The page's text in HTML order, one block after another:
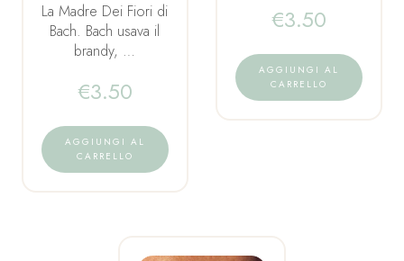
La Madre Dei Fiori di
Bach. Bach usava il
brandy, …
€3.50
AGGIUNGI AL
CARRELLO
€3.50
AGGIUNGI AL
CARRELLO